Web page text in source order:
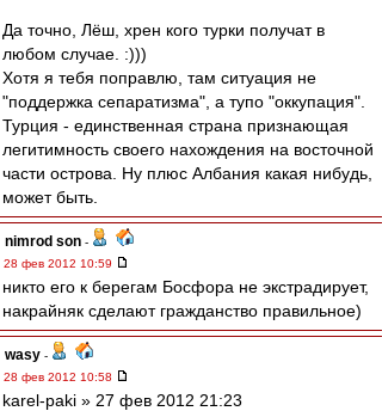
Да точно, Лёш, хрен кого турки получат в
любом случае. :)))
Хотя я тебя поправлю, там ситуация не
"поддержка сепаратизма", а тупо "оккупация".
Турция - единственная страна признающая
легитимность своего нахождения на восточной
части острова. Ну плюс Албания какая нибудь,
может быть.
nimrod son -
28 фев 2012 10:59
никто его к берегам Босфора не экстрадирует,
накрайняк сделают гражданство правильное)
wasy -
28 фев 2012 10:58
karel-paki » 27 фев 2012 21:23